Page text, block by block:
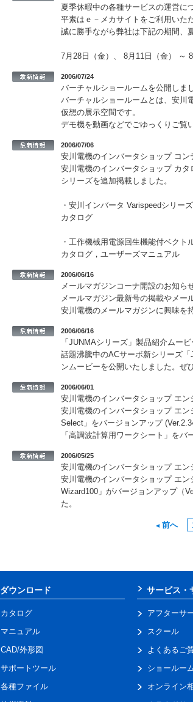
夏季休暇中の各種サービスの運営に
平素はｅ－メカサイトをご利用いた
誠に勝手ながら弊社は下記の期間、
7月28日（金）、 8月11日（金） ～ 8
2006/07/24
バーチャルショールームを公開しまし
バーチャルショールームとは、安川
仮想の展示空間です。
デモ機を動画などでごゆっくりご覧
2006/07/06
安川電機のインバータショップ コン
安川電機のインバータショップ カ
シリーズを追加掲載しました。
・安川インバータ Varispeedシリーズ
カタログ
・工作機械用電源回生機能付ベク
カタログ，ユーザーズマニュアル
2006/06/16
メールマガジンコーナ開設のお知ら
メールマガジン最新号の掲載やメー
安川電機のメールマガジンに興味を
2006/06/16
「JUNMAシリーズ」製品紹介ムー
話題沸騰中のACサーボ新シリーズ
ンムービーを公開いたしました。ぜ
2006/06/01
安川電機のインバータショップ エ
安川電機のインバータショップ エ
Select」をバージョンアップ
「高調波計算用ワークシート」をバ
2006/05/25
安川電機のインバータショップ エ
安川電機のインバータショップ エ
Wizard100」がバージョンアップ（
た。
前へ
ダウンロード
カタログ
マニュアル
CAD/外形図
サポートツール
各種ファイル
サービス・
アフターサ
スクール
よくあるご
ショールー
オンライン